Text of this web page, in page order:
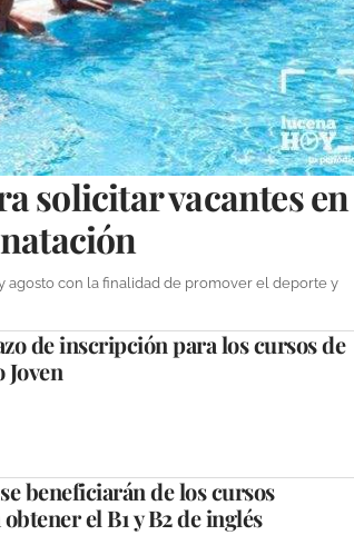
solicitar vacantes en
agosto con la finalidad de promover el deporte y
de inscripción para los cursos de
Joven
beneficiarán de los cursos
el B1 y B2 de inglés